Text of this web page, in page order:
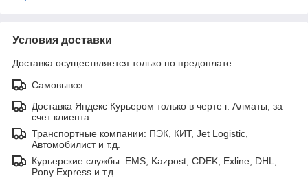
Условия доставки
Доставка осуществляется только по предоплате.
Самовывоз
Доставка Яндекс Курьером только в черте г. Алматы, за
счет клиента.
Транспортные компании: ПЭК, КИТ, Jet Logistic,
Автомобилист и т.д.
Курьерские службы: EMS, Kazpost, CDEK, Exline, DHL,
Pony Express и т.д.